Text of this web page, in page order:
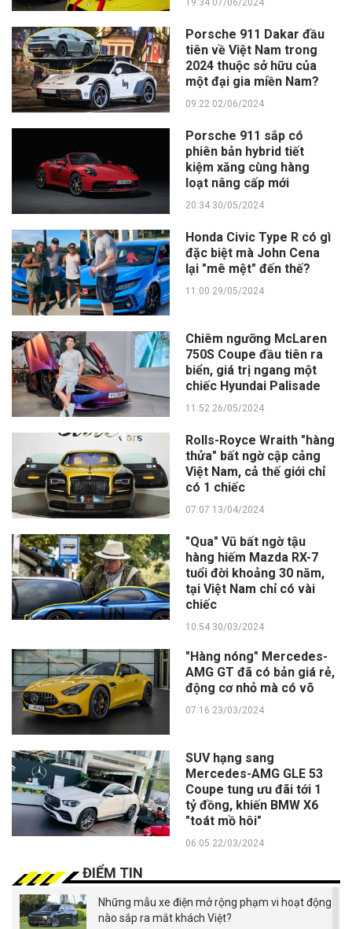
19:34 07/06/2024
Porsche 911 Dakar đầu
tiên về Việt Nam trong
2024 thuộc sở hữu của
một đại gia miền Nam?
09:22 02/06/2024
Porsche 911 sắp có
phiên bản hybrid tiết
kiệm xăng cùng hàng
loạt nâng cấp mới
20:34 30/05/2024
Honda Civic Type R có gì
đặc biệt mà John Cena
lại "mê mệt" đến thế?
11:00 29/05/2024
Chiêm ngưỡng McLaren
750S Coupe đầu tiên ra
biển, giá trị ngang một
chiếc Hyundai Palisade
11:52 26/05/2024
Rolls-Royce Wraith "hàng
thửa" bất ngờ cập cảng
Việt Nam, cả thế giới chỉ
có 1 chiếc
07:07 13/04/2024
"Qua" Vũ bất ngờ tậu
hàng hiếm Mazda RX-7
tuổi đời khoảng 30 năm,
tại Việt Nam chỉ có vài
chiếc
10:54 30/03/2024
"Hàng nóng" Mercedes-
AMG GT đã có bản giá rẻ,
động cơ nhỏ mà có võ
07:16 23/03/2024
SUV hạng sang
Mercedes-AMG GLE 53
Coupe tung ưu đãi tới 1
tỷ đồng, khiến BMW X6
"toát mồ hôi"
06:05 22/03/2024
ĐIỂM TIN
Những mẫu xe điện mở rộng phạm vi hoạt động
nào sắp ra mắt khách Việt?